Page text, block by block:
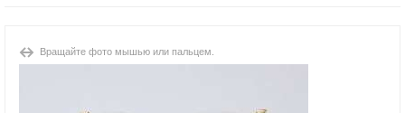
Вращайте фото мышью или пальцем.